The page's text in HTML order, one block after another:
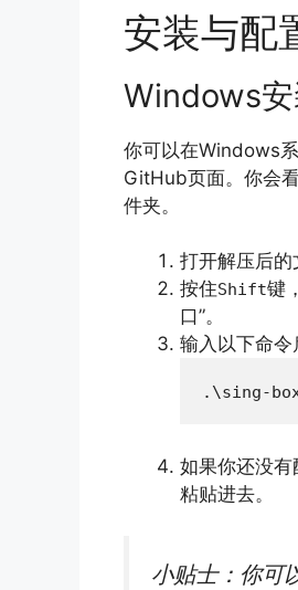
安装与配
Windows安
你可以在Windows
GitHub页面。你会
件夹。
打开解压后的
按住Shift键
口”。
输入以下命
如果你还没
粘贴进去。
小贴士：你可